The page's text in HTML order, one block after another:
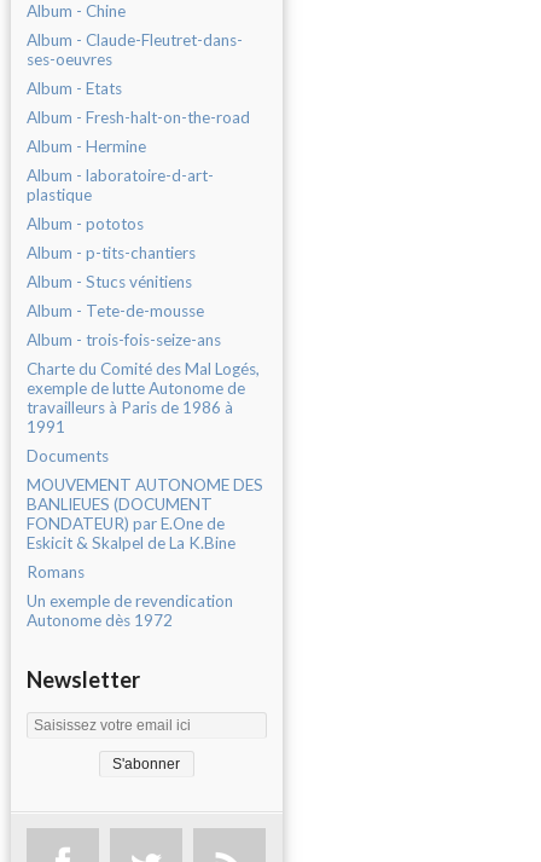
Album - Chine
Album - Claude-Fleutret-dans-
ses-oeuvres
Album - Etats
Album - Fresh-halt-on-the-road
Album - Hermine
Album - laboratoire-d-art-
plastique
Album - pototos
Album - p-tits-chantiers
Album - Stucs vénitiens
Album - Tete-de-mousse
Album - trois-fois-seize-ans
Charte du Comité des Mal Logés,
exemple de lutte Autonome de
travailleurs à Paris de 1986 à
1991
Documents
MOUVEMENT AUTONOME DES
BANLIEUES (DOCUMENT
FONDATEUR) par E.One de
Eskicit & Skalpel de La K.Bine
Romans
Un exemple de revendication
Autonome dès 1972
Newsletter